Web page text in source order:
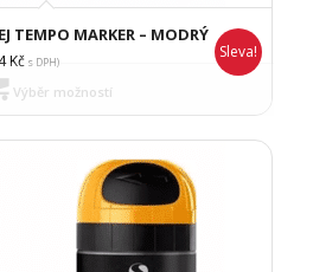
TEMPO MARKER – MODRÝ
Kčs DPH)
Sleva!
Výběr možností